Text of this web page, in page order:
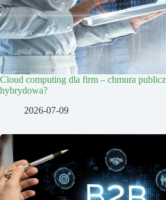
Cloud computing dla firm – chmura
hybrydowa?
2026-07-09